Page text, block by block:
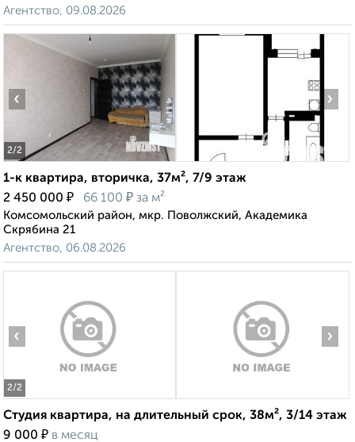
Агентство, 09.08.2026
2/2
‹ ›
1-к квартира, вторичка, 37м², 7/9 этаж
2 450 000 ₽ 66 100 ₽ за м²
Комсомольский район, мкр. Поволжский, Академика
Скрябина 21
Агентство, 06.08.2026
2/2
‹ ›
Студия квартира, на длительный срок, 38м², 3/14 этаж
9 000 ₽ в месяц